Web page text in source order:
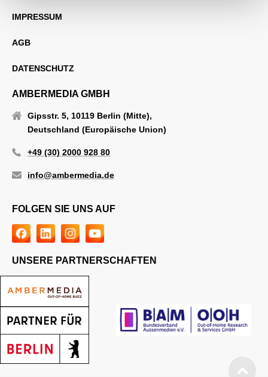
AMBERMEDIA GMBH
Gipsstr. 5, 10119 Berlin (Mitte),
Deutschland (Europäische Union)
+49 (30) 2000 928 80
info@ambermedia.de
FOLGEN SIE UNS AUF
UNSERE PARTNERSCHAFTEN
IMPRESSUM
AGB
DATENSCHUTZ